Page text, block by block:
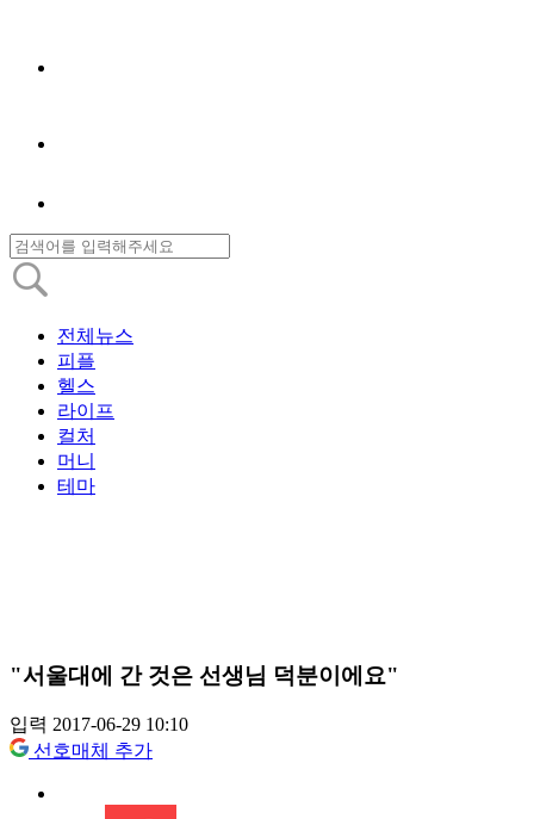
전체뉴스
피플
헬스
라이프
컬처
머니
테마
"서울대에 간 것은 선생님 덕분이에요"
입력 2017-06-29 10:10
선호매체 추가